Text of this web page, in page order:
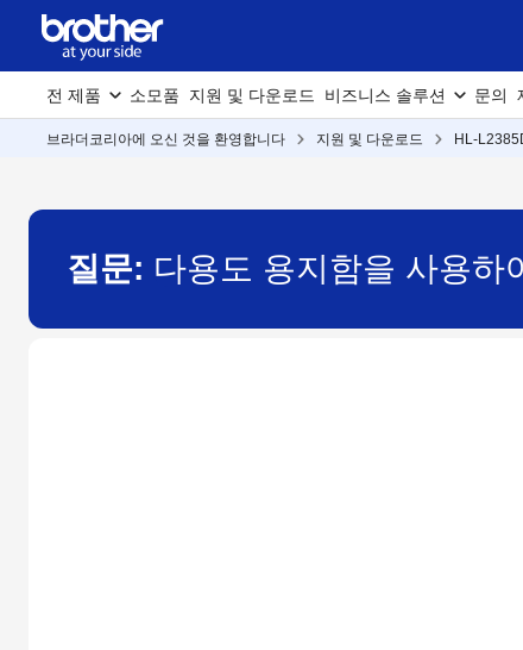
전 제품 소모품 지원 및 다운로드 비즈니스 솔루션 문의
브라더코리아에 오신 것을 환영합니다 지원 및 다운로드 HL-
질문: 다용도 용지함을 사용하